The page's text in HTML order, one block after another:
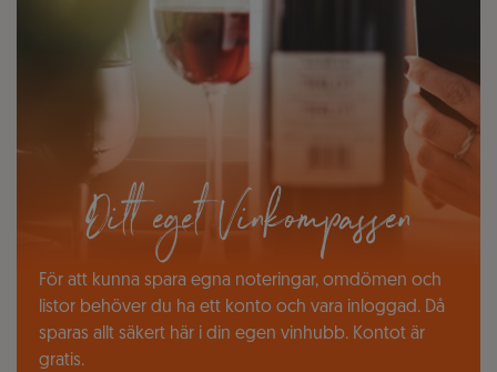
Ditt eget Vinkompassen
För att kunna spara egna noteringar, omdömen och
listor behöver du ha ett konto och vara inloggad. Då
sparas allt säkert här i din egen vinhubb. Kontot är
gratis.